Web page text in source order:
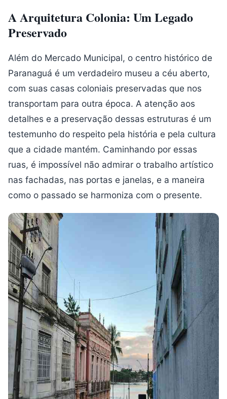
A Arquitetura Colonia: Um Legado
Preservado
Além do Mercado Municipal, o centro histórico de
Paranaguá é um verdadeiro museu a céu aberto,
com suas casas coloniais preservadas que nos
transportam para outra época. A atenção aos
detalhes e a preservação dessas estruturas é um
testemunho do respeito pela história e pela cultura
que a cidade mantém. Caminhando por essas
ruas, é impossível não admirar o trabalho artístico
nas fachadas, nas portas e janelas, e a maneira
como o passado se harmoniza com o presente.